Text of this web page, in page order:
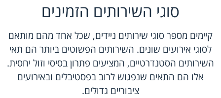
סוגי השירותים הזמינים
קיימים מספר סוגי שירותים ניידים, שכל אחד מהם מותאם
לסוגי אירועים שונים. השירותים הפשוטים ביותר הם תאי
השירותים הסטנדרטיים, המציעים פתרון בסיסי וזול יחסית.
אלו הם התאים שנפגוש לרוב בפסטיבלים ובאירועים
ציבוריים גדולים.